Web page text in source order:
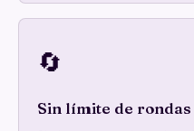
🔄
Sin límite de rondas